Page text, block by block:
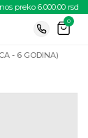
preko 6.000.00 rsd
0
- 6 GODINA)